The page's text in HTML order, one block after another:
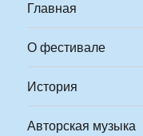
Главная
О фестивале
История
Авторская музыка